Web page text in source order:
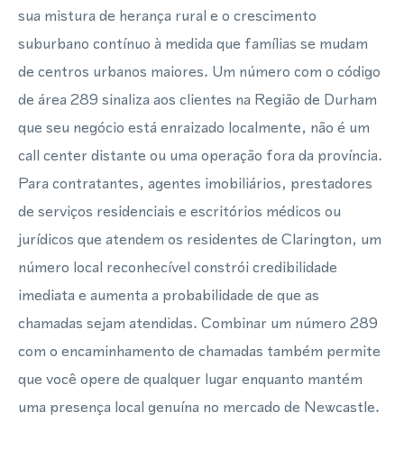
sua mistura de herança rural e o crescimento
suburbano contínuo à medida que famílias se mudam
de centros urbanos maiores. Um número com o código
de área 289 sinaliza aos clientes na Região de Durham
que seu negócio está enraizado localmente, não é um
call center distante ou uma operação fora da província.
Para contratantes, agentes imobiliários, prestadores
de serviços residenciais e escritórios médicos ou
jurídicos que atendem os residentes de Clarington, um
número local reconhecível constrói credibilidade
imediata e aumenta a probabilidade de que as
chamadas sejam atendidas. Combinar um número 289
com o encaminhamento de chamadas também permite
que você opere de qualquer lugar enquanto mantém
uma presença local genuína no mercado de Newcastle.